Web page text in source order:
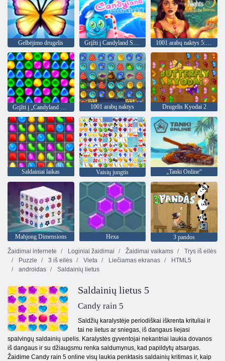
Gelbėjimo drugelis
Grįžti į „Candyland 4“: „Lollipop“ sodas 1001 arabų naktys Drugelis Kyodai 2
Saldainiai laikas Vaisių jungtis „Tanki Online“
Mahjong Dimensions Hexa
3 pandos
Žaidimai internete
Loginiai žaidimai Žaidimai vaikams
Trys iš eilės
Puzzle
3 iš eilės Vieta Liečiamas ekranas
HTML5
androidas
Saldainių lietus
Saldainių lietus 5
Candy rain 5
Saldžių karalystėje periodiškai iškrenta krituliai ir
tai ne lietus ar sniegas, iš dangaus liejasi
spalvingų saldainių upelis. Karalystės gyventojai nekantriai laukia dovanos
iš dangaus ir su džiaugsmu renka saldumynus, kad papildytų atsargas.
Žaidime Candy rain 5 online visų laukia penktasis saldainių kritimas ir, kaip